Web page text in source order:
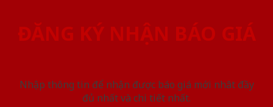
ĐĂNG KÝ NHẬN BÁO GIÁ
Nhập thông tin để nhận được báo giá mới nhât đầy
đủ nhất và chi tiết nhất.